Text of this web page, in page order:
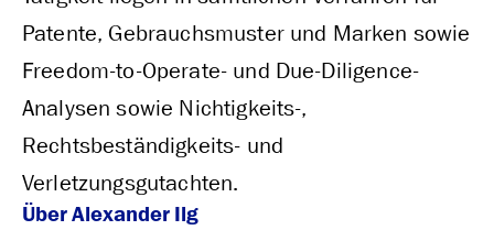
Patente, Gebrauchsmuster und Marken sowie
Freedom-to-Operate- und Due-Diligence-
Analysen sowie Nichtigkeits-,
Rechtsbeständigkeits- und
Verletzungsgutachten.
Über Alexander Ilg